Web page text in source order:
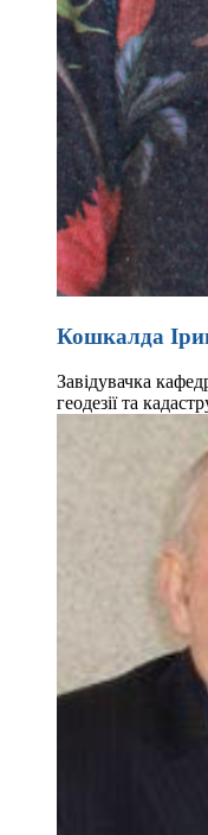
Кошкалда
Завідувачка
геодезії та